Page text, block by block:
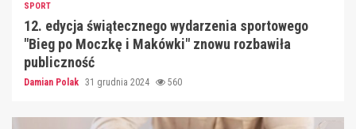
SPORT
12. edycja świątecznego wydarzenia sportowego
"Bieg po Moczkę i Makówki" znowu rozbawiła
publiczność
Damian Polak 31 grudnia 2024 560